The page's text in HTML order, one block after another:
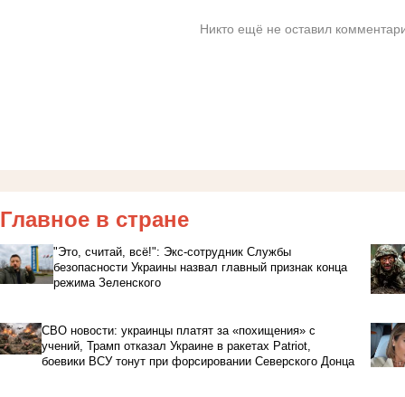
Никто ещё не оставил
Главное в стране
"Это, считай, всё!": Экс-сотрудник Службы
безопасности Украины назвал главный признак конца
режима Зеленского
СВО новости: украинцы платят за «похищения» с
учений, Трамп отказал Украине в ракетах Patriot,
боевики ВСУ тонут при форсировании Северского Донца